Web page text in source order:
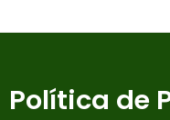
Política de